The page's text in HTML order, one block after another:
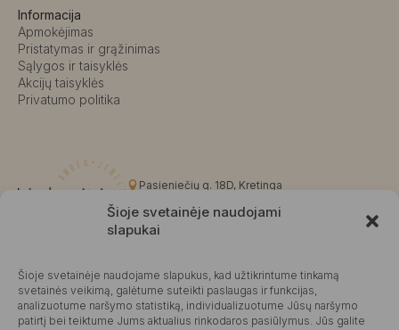
Šioje svetainėje naudojami
slapukai
Šioje svetainėje naudojame slapukus, kad užtikrintume tinkamą
svetainės veikimą, galėtume suteikti paslaugas ir funkcijas,
analizuotume naršymo statistiką, individualizuotume Jūsų naršymo
patirtį bei teiktume Jums aktualius rinkodaros pasiūlymus. Jūs galite
Informacija
Apmokėjimas
Pristatymas ir grąžinimas
Sąlygos ir taisyklės
Akcijų taisyklės
Privatumo politika
Pasieniečių g. 18D, Kretinga
info@kalvaite.lt
Kalvaitė
Produktų įvertinimas 4.99 / 5 Atsiliepimai